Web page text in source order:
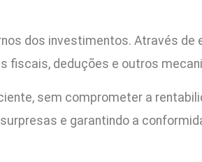
dos investimentos. Através
fiscais, deduções e outros
sem comprometer a
e garantindo a